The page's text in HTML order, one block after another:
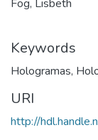
Fog, Lisbeth
Keywords
Hologramas,
URI
http://